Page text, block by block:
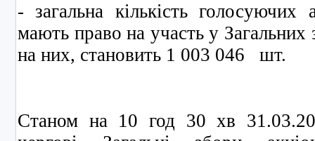
- загальна кількість голосуючих
мають право на участь у Загальних
на них, становить 1 003 046 шт.
Станом на 10 год 30 хв